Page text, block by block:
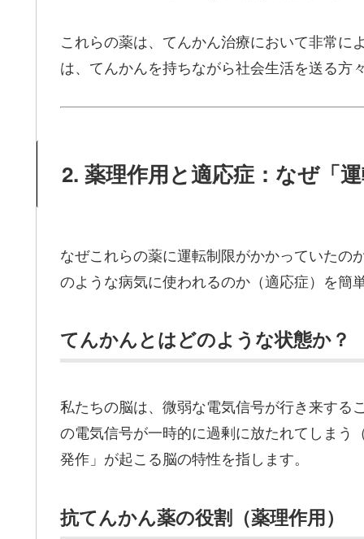
これらの薬は、てんかん治療において非常に
は、てんかんを持ちながら社会生活を送る方
2. 薬理作用と適応症：なぜ「
なぜこれらの薬に運転制限がかかっていたの
のような病気に使われるのか（適応症）を簡
てんかんとはどのような状態か？
私たちの脳は、微弱な電気信号が行き来する
の電気信号が一時的に過剰に放たれてしまう
発作」が起こる脳の特性を指します。
抗てんかん薬の役割（薬理作用）